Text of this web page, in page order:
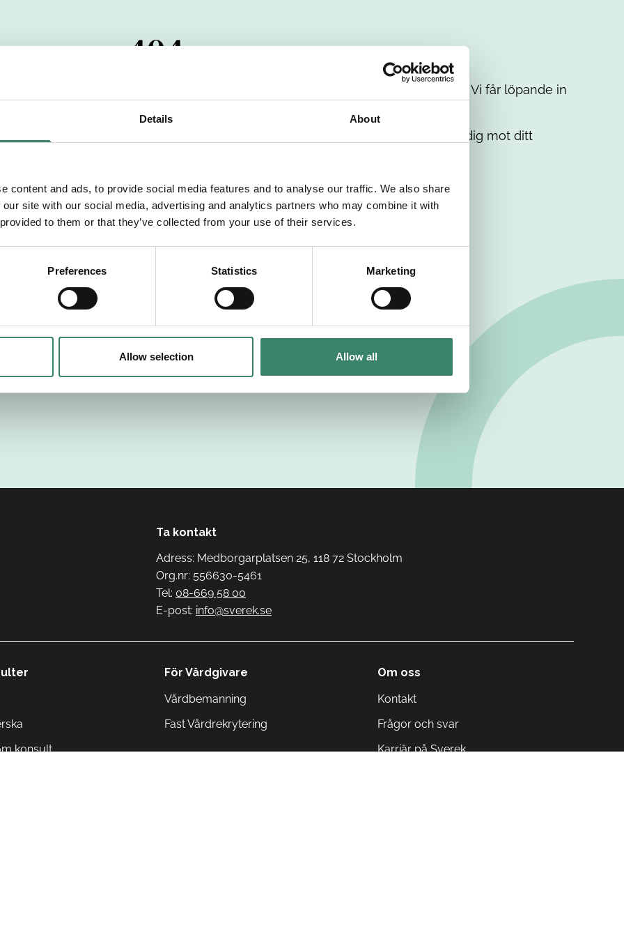
Details About
content and ads, to provide social media features and to analyse our traffic. We also share
site with our social media, advertising and analytics partners who may combine it with
to them or that they’ve collected from your use of their services.
Preferences Statistics Marketing
Allow selection Allow all
404
har passerats. Vi uppskattar verkligen ditt intresse. Misströsta inte. Vi får löpande in
dig med mer information om våra aktuella uppdrag. Tillsammans matchar vi dig mot ditt
Tillbaka till Sverek
Ta kontakt
Adress: Medborgarplatsen 25, 118 72 Stockholm
Org.nr: 556630-5461
Tel: 08-669 58 00
E-post: info@sverek.se
konsult
För Vårdgivare
Vårdbemanning
Fast Vårdrekrytering
Om oss
Kontakt
Frågor och svar
Karriär på Sverek